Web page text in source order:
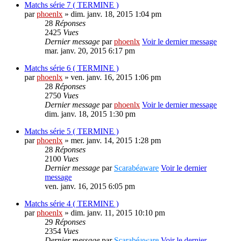
Matchs série 7 ( TERMINE )
parphoenlx » dim. janv. 18, 2015 1:04 pm
28 Réponses
2425 Vues
Dernier message parphoenlx Voir le dernier message
mar. janv. 20, 2015 6:17 pm
Matchs série 6 ( TERMINE )
parphoenlx » ven. janv. 16, 2015 1:06 pm
28 Réponses
2750 Vues
Dernier message parphoenlx Voir le dernier message
dim. janv. 18, 2015 1:30 pm
Matchs série 5 ( TERMINE )
parphoenlx » mer. janv. 14, 2015 1:28 pm
28 Réponses
2100 Vues
Dernier message par Scarabéaware Voir le dernier
message
ven. janv. 16, 2015 6:05 pm
Matchs série 4 ( TERMINE )
parphoenlx » dim. janv. 11, 2015 10:10 pm
29 Réponses
2354 Vues